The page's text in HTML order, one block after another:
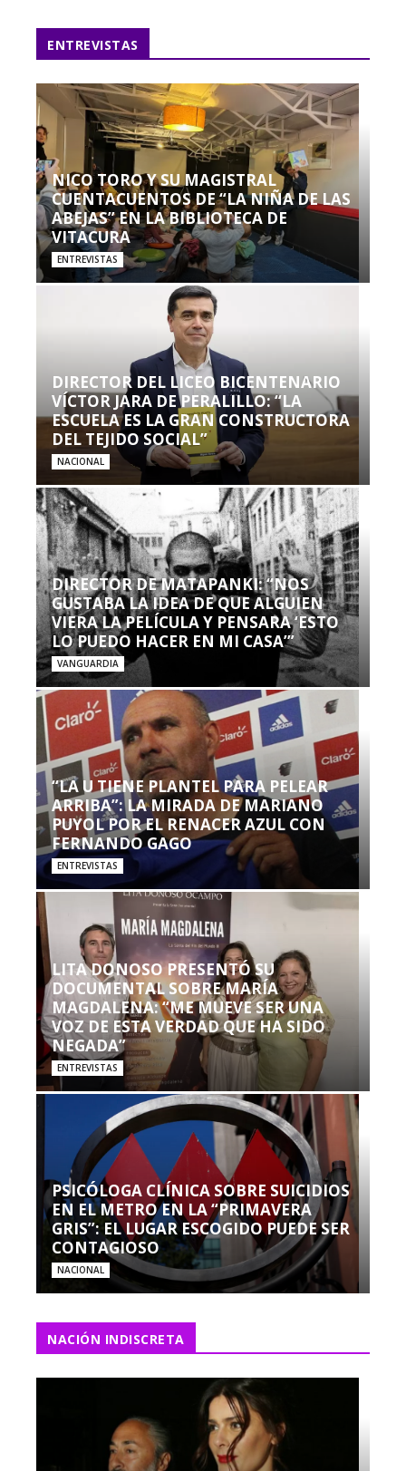
ENTREVISTAS
NICO TORO Y SU MAGISTRAL
CUENTACUENTOS DE “LA NIÑA DE LAS
ABEJAS” EN LA BIBLIOTECA DE
VITACURA
ENTREVISTAS
DIRECTOR DEL LICEO BICENTENARIO
VÍCTOR JARA DE PERALILLO: “LA
ESCUELA ES LA GRAN CONSTRUCTORA
DEL TEJIDO SOCIAL”
NACIONAL
DIRECTOR DE MATAPANKI: “NOS
GUSTABA LA IDEA DE QUE ALGUIEN
VIERA LA PELÍCULA Y PENSARA ‘ESTO
LO PUEDO HACER EN MI CASA’”
VANGUARDIA
“LA U TIENE PLANTEL PARA PELEAR
ARRIBA”: LA MIRADA DE MARIANO
PUYOL POR EL RENACER AZUL CON
FERNANDO GAGO
ENTREVISTAS
LITA DONOSO PRESENTÓ SU
DOCUMENTAL SOBRE MARÍA
MAGDALENA: “ME MUEVE SER UNA
VOZ DE ESTA VERDAD QUE HA SIDO
NEGADA”
ENTREVISTAS
PSICÓLOGA CLÍNICA SOBRE SUICIDIOS
EN EL METRO EN LA “PRIMAVERA
GRIS”: EL LUGAR ESCOGIDO PUEDE SER
CONTAGIOSO
NACIONAL
NACIÓN INDISCRETA